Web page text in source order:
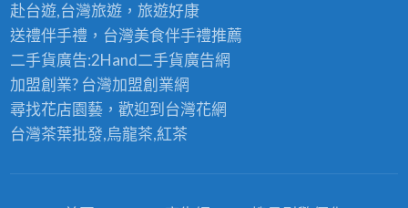
赴台遊,台灣旅遊，旅遊好康
送禮伴手禮，台灣美食伴手禮推薦
二手貨廣告:2Hand二手貨廣告網
加盟創業? 台灣加盟創業網
尋找花店園藝，歡迎到 台灣花網
台灣茶葉批發,烏龍茶,紅茶